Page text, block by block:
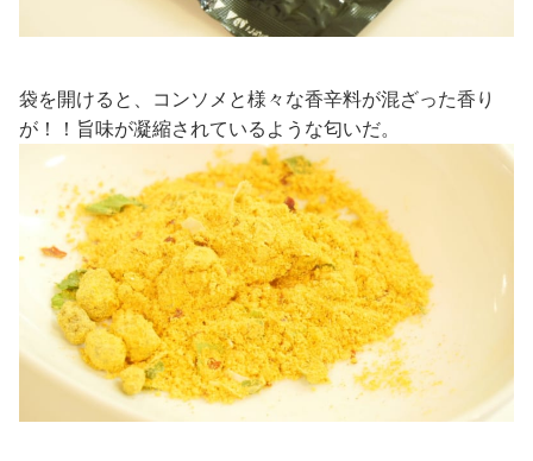
袋を開けると、コンソメと様々な香辛料が混ざった香り
が！！旨味が凝縮されているような匂いだ。